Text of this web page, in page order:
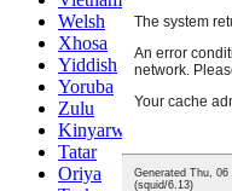
Welsh
Xhosa
Yiddish
Yoruba
Zulu
Kinyarwanda
Tatar
Oriya